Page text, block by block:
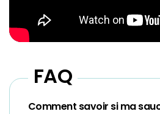
FAQ
Comment savoir si ma